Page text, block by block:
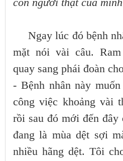
Ngay lúc đó bệnh
mặt nói vài câu.
quay sang phái đoàn
- Bệnh nhân này
công việc khoảng vài
rồi sau đó mới đến đây
đang là mùa dệt sợi
nhiều hãng dệt. Tôi